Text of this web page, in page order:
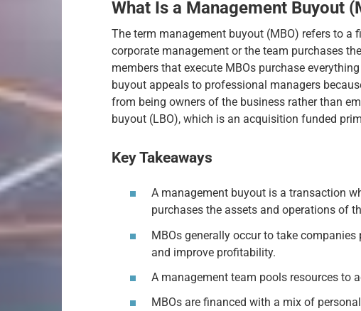
What Is a Management Buyout
The term management buyout (MBO) refers to
corporate management or the team purchases
members that execute MBOs purchase
buyout appeals to professional managers
from being owners of the business rather than
buyout (LBO), which is an acquisition funded
Key Takeaways
A management buyout is a transaction
purchases the assets and operations of
MBOs generally occur to take
and improve profitability.
A management team pools resources to
MBOs are financed with a mix of